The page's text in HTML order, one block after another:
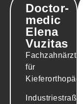
Doctor-
medic
Elena
Vuzitas
Fachzahnärztin
für
Kieferorthopädie
Industriestraße